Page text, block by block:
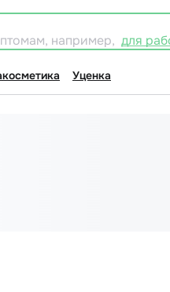
например, для
Уценка